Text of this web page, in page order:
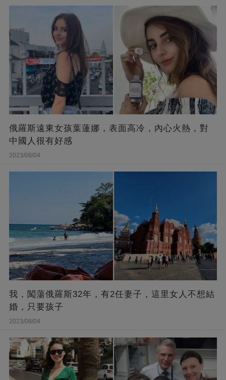
俄羅斯遠東女孩葉蓮娜，表面高冷，內心火熱，對
中國人很有好感
2023/08/04
我，闖蕩俄羅斯32年，有2任妻子，這里女人不想結
婚，只要孩子
2023/08/04